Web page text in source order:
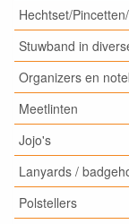
Hechtset/
Stuwband in
Organizers en
Meetlinten
Jojo's
Lanyards /
Polstellers